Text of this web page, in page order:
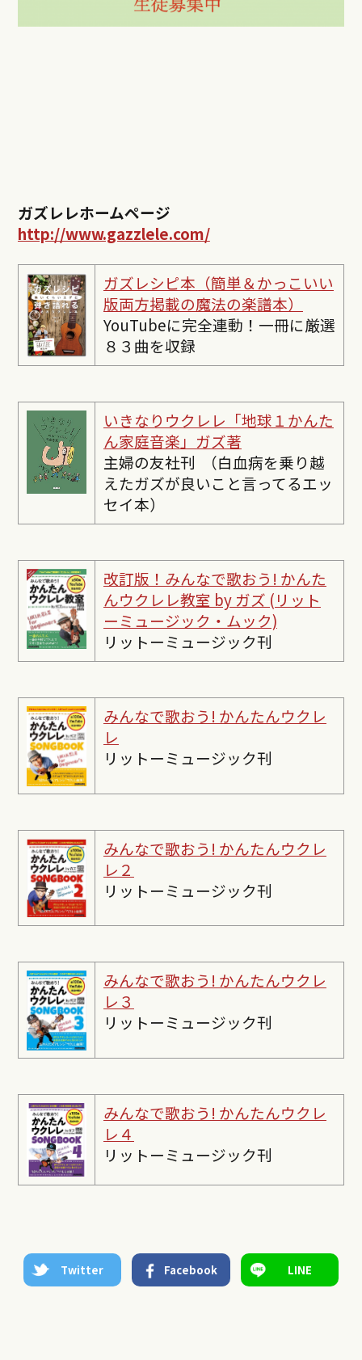
ガズレレホームページ
http://www.gazzlele.com/
ガズレシピ本（簡単＆かっこいい
版両方掲載の魔法の楽譜本）
YouTubeに完全連動！一冊に厳選
８３曲を収録
いきなりウクレレ「地球１かんた
ん家庭音楽」ガズ著
主婦の友社刊 （白血病を乗り越
えたガズが良いこと言ってるエッ
セイ本）
改訂版！みんなで歌おう! かんた
んウクレレ教室 by ガズ (リット
ーミュージック・ムック)
リットーミュージック刊
みんなで歌おう! かんたんウクレ
レ
リットーミュージック刊
みんなで歌おう! かんたんウクレ
レ２
リットーミュージック刊
みんなで歌おう! かんたんウクレ
レ３
リットーミュージック刊
みんなで歌おう! かんたんウクレ
レ４
リットーミュージック刊
Twitter Facebook LINE